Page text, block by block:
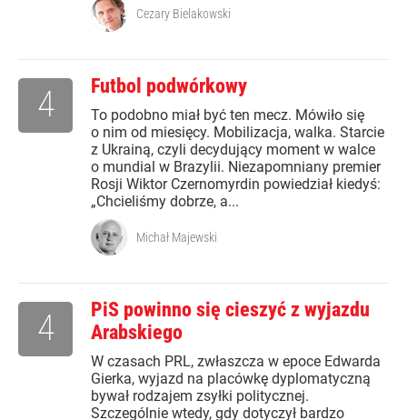
Cezary Bielakowski
Futbol podwórkowy
To podobno miał być ten mecz. Mówiło się
o nim od miesięcy. Mobilizacja, walka. Starcie
z Ukrainą, czyli decydujący moment w walce
o mundial w Brazylii. Niezapomniany premier
Rosji Wiktor Czernomyrdin powiedział kiedyś:
„Chcieliśmy dobrze, a...
4
Michał Majewski
PiS powinno się cieszyć z wyjazdu
Arabskiego
W czasach PRL, zwłaszcza w epoce Edwarda
Gierka, wyjazd na placówkę dyplomatyczną
bywał rodzajem zsyłki politycznej.
Szczególnie wtedy, gdy dotyczył bardzo
4